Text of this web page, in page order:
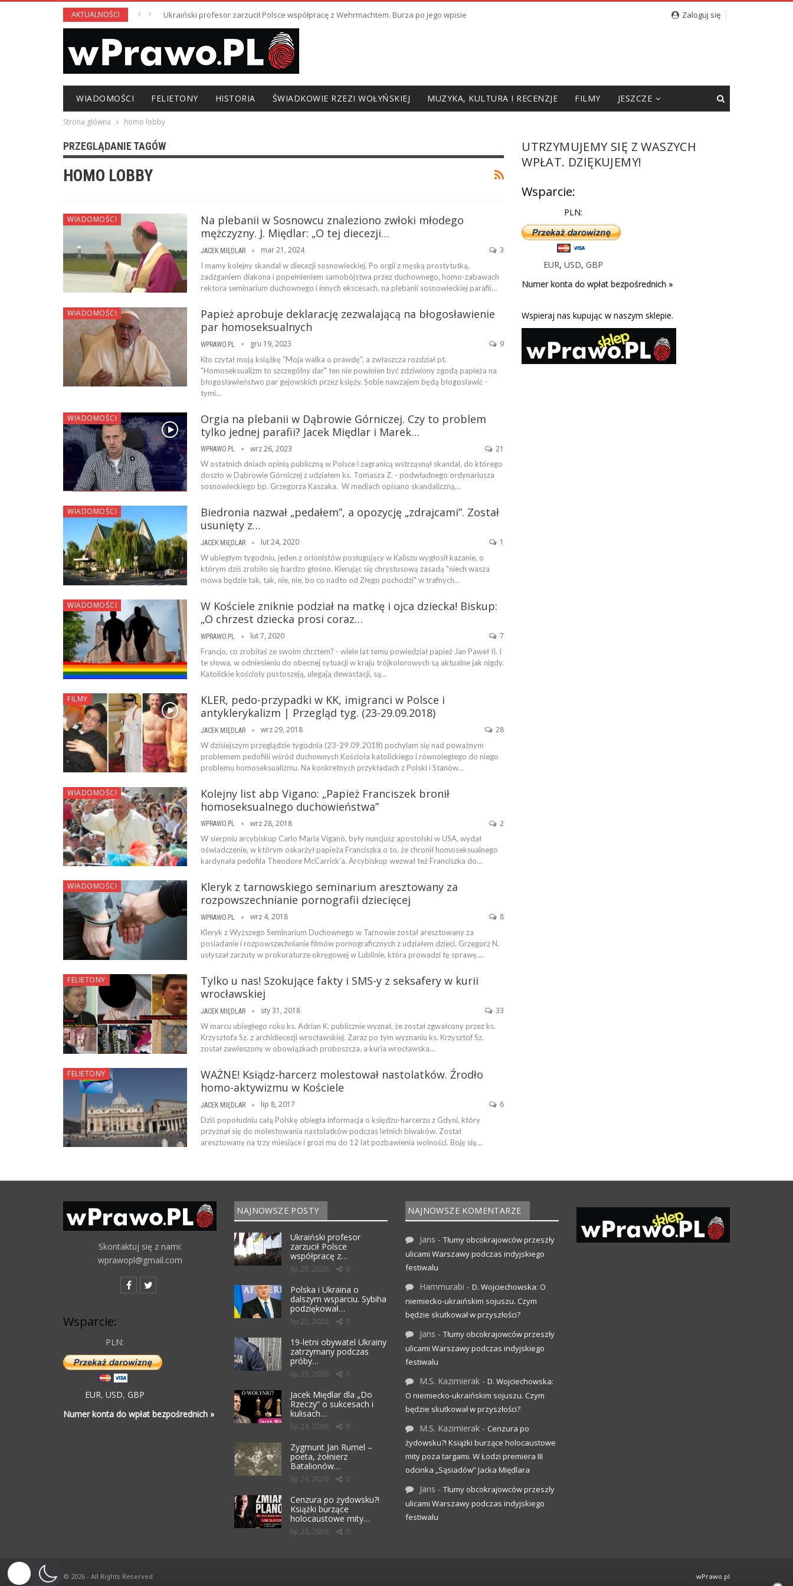
AKTUALNOŚCI Ukraiński profesor zarzucił Polsce współpracę z Wehrmachtem. Burza po jego wpisie Zaloguj się
WIADOMOŚCI FELIETONY HISTORIA ŚWIADKOWIE RZEZI WOŁYŃSKIEJ MUZYKA, KULTURA I RECENZJE FILMY JESZCZE
Strona główna homo lobby
PRZEGLĄDANIE TAGÓW
HOMO LOBBY
WIADOMOŚCI
Na plebanii w Sosnowcu znaleziono zwłoki młodego
mężczyzny. J. Międlar: „O tej diecezji…
JACEK MIĘDLAR mar 21, 2024 3
I mamy kolejny skandal w diecezji sosnowieckiej. Po orgii z męską prostytutką,
zadźganiem diakona i popełnieniem samobójstwa przez duchownego, homo-zabawach
rektora seminarium duchownego i innych ekscesach, na plebanii sosnowieckiej parafii…
WIADOMOŚCI
Papież aprobuje deklarację zezwalającą na błogosławienie
par homoseksualnych
WPRAWO.PL gru 19, 2023 9
Kto czytał moją książkę "Moja walka o prawdę", a zwłaszcza rozdział pt.
"Homoseksualizm to szczególny dar" ten nie powinien być zdziwiony zgodą papieża na
błogosławieństwo par gejowskich przez księży. Sobie nawzajem będą błogosławić -
tymi…
WIADOMOŚCI
Orgia na plebanii w Dąbrowie Górniczej. Czy to problem
tylko jednej parafii? Jacek Międlar i Marek…
WPRAWO.PL wrz 26, 2023 21
W ostatnich dniach opinią publiczną w Polsce i zagranicą wstrząsnął skandal, do którego
doszło w Dąbrowie Górniczej z udziałem ks. Tomasza Z. - podwładnego ordynariusza
sosnowieckiego bp. Grzegorza Kaszaka. W mediach opisano skandaliczną…
WIADOMOŚCI
Biedronia nazwał „pedałem”, a opozycję „zdrajcami”. Został
usunięty z…
JACEK MIĘDLAR lut 24, 2020 1
W ubiegłym tygodniu, jeden z orionistów posługujący w Kaliszu wygłosił kazanie, o
którym dziś zrobiło się bardzo głośno. Kierując się chrystusową zasadą "niech wasza
mowa będzie tak, tak, nie, nie, bo co nadto od Złego pochodzi" w trafnych…
WIADOMOŚCI
W Kościele zniknie podział na matkę i ojca dziecka! Biskup:
„O chrzest dziecka prosi coraz…
WPRAWO.PL lut 7, 2020 7
Francjo, co zrobiłaś ze swoim chrztem? - wiele lat temu powiedział papież Jan Paweł II. I
te słowa, w odniesieniu do obecnej sytuacji w kraju trójkolorowych są aktualne jak nigdy.
Katolickie kościoły pustoszeją, ulegają dewastacji, są…
FILMY
KLER, pedo-przypadki w KK, imigranci w Polsce i
antyklerykalizm | Przegląd tyg. (23-29.09.2018)
JACEK MIĘDLAR wrz 29, 2018 28
W dzisiejszym przeglądzie tygodnia (23-29.09.2018) pochylam się nad poważnym
problemem pedofilii wśród duchownych Kościoła katolickiego i równoległego do niego
problemu homoseksualizmu. Na konkretnych przykładach z Polski i Stanów…
WIADOMOŚCI
Kolejny list abp Vigano: „Papież Franciszek bronił
homoseksualnego duchowieństwa”
WPRAWO.PL wrz 28, 2018 2
W sierpniu arcybiskup Carlo Maria Viganò, były nuncjusz apostolski w USA, wydał
oświadczenie, w którym oskarżył papieża Franciszka o to, że chronił homoseksualnego
kardynała pedofila Theodore McCarrick’a. Arcybiskup wezwał też Franciszka do…
WIADOMOŚCI
Kleryk z tarnowskiego seminarium aresztowany za
rozpowszechnianie pornografii dziecięcej
WPRAWO.PL wrz 4, 2018 8
Kleryk z Wyższego Seminarium Duchownego w Tarnowie został aresztowany za
posiadanie i rozpowszechnianie filmów pornograficznych z udziałem dzieci. Grzegorz N.
usłyszał zarzuty w prokuraturze okręgowej w Lublinie, która prowadzi tę sprawę.…
FELIETONY
Tylko u nas! Szokujące fakty i SMS-y z seksafery w kurii
wrocławskiej
JACEK MIĘDLAR sty 31, 2018 33
W marcu ubiegłego roku ks. Adrian K. publicznie wyznał, że został zgwałcony przez ks.
Krzysztofa Sz. z archidiecezji wrocławskiej. Zaraz po tym wyznaniu ks. Krzysztof Sz.
został zawieszony w obowiązkach proboszcza, a kuria wrocławska…
FELIETONY
WAŻNE! Ksiądz-harcerz molestował nastolatków. Źrodło
homo-aktywizmu w Kościele
JACEK MIĘDLAR lip 8, 2017 6
Dziś popołudniu całą Polskę obiegła informacja o księdzu-harcerzu z Gdyni, który
przyznał się do molestowania nastolatków podczas letnich biwaków. Został
aresztowany na trzy miesiące i grozi mu do 12 lat pozbawienia wolności. Boję się…
UTRZYMUJEMY SIĘ Z WASZYCH
WPŁAT. DZIĘKUJEMY!
Wsparcie:
PLN:
EUR,USD,GBP
Numer konta do wpłat bezpośrednich »
Wspieraj nas kupując w naszym sklepie.
Skontaktuj się z nami:
wprawopl@gmail.com
Wsparcie:
PLN:
EUR, USD, GBP
Numer konta do wpłat bezpośrednich »
NAJNOWSZE POSTY
Ukraiński profesor
zarzucił Polsce
współpracę z…
lip 25, 2026 0
Polska i Ukraina o
dalszym wsparciu. Sybiha
podziękował…
lip 25, 2026 0
19-letni obywatel Ukrainy
zatrzymany podczas
próby…
lip 25, 2026 0
Jacek Międlar dla „Do
Rzeczy” o sukcesach i
kulisach…
lip 24, 2026 0
Zygmunt Jan Rumel –
poeta, żołnierz
Batalionów…
lip 24, 2026 0
Cenzura po żydowsku?!
Książki burzące
holocaustowe mity…
lip 23, 2026 0
NAJNOWSZE KOMENTARZE
Jans - Tłumy obcokrajowców przeszły
ulicami Warszawy podczas indyjskiego
festiwalu
Hammurabi - D. Wojciechowska: O
niemiecko-ukraińskim sojuszu. Czym
będzie skutkował w przyszłości?
Jans - Tłumy obcokrajowców przeszły
ulicami Warszawy podczas indyjskiego
festiwalu
M.S. Kazimierak - D. Wojciechowska:
O niemiecko-ukraińskim sojuszu. Czym
będzie skutkował w przyszłości?
M.S. Kazimierak - Cenzura po
żydowsku?! Książki burzące holocaustowe
mity poza targami. W Łodzi premiera III
odcinka „Sąsiadów” Jacka Międlara
Jans - Tłumy obcokrajowców przeszły
ulicami Warszawy podczas indyjskiego
festiwalu
© 2026 - All Rights Reserved. wPrawo.pl